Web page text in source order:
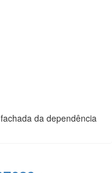
da dependência